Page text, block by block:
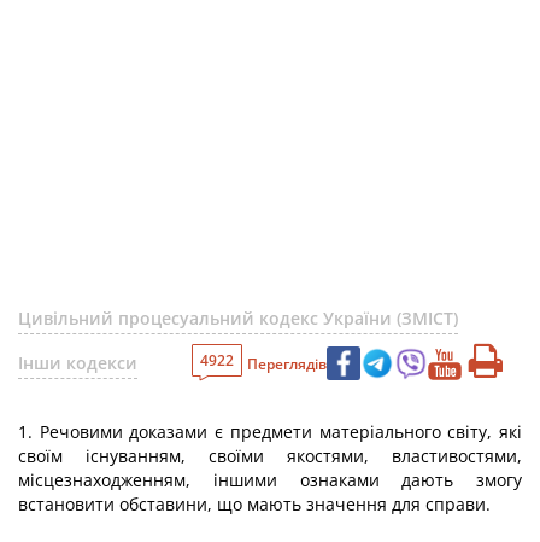
Цивільний процесуальний кодекс України (ЗМІСТ)
Інши кодекси
4922 Переглядів
1. Речовими доказами є предмети матеріального світу, які
своїм існуванням, своїми якостями, властивостями,
місцезнаходженням, іншими ознаками дають змогу
встановити обставини, що мають значення для справи.